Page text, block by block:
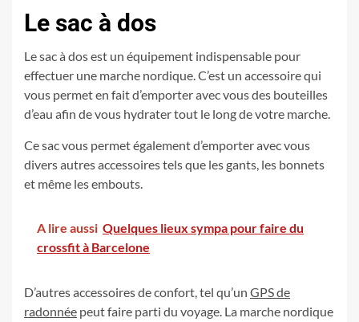
Le sac à dos
Le sac à dos est un équipement indispensable pour
effectuer une marche nordique. C’est un accessoire qui
vous permet en fait d’emporter avec vous des bouteilles
d’eau afin de vous hydrater tout le long de votre marche.
Ce sac vous permet également d’emporter avec vous
divers autres accessoires tels que les gants, les bonnets
et même les embouts.
A lire aussi Quelques lieux sympa pour faire du
crossfit à Barcelone
D’autres accessoires de confort, tel qu’un GPS de
radonnée peut faire parti du voyage. La marche nordique